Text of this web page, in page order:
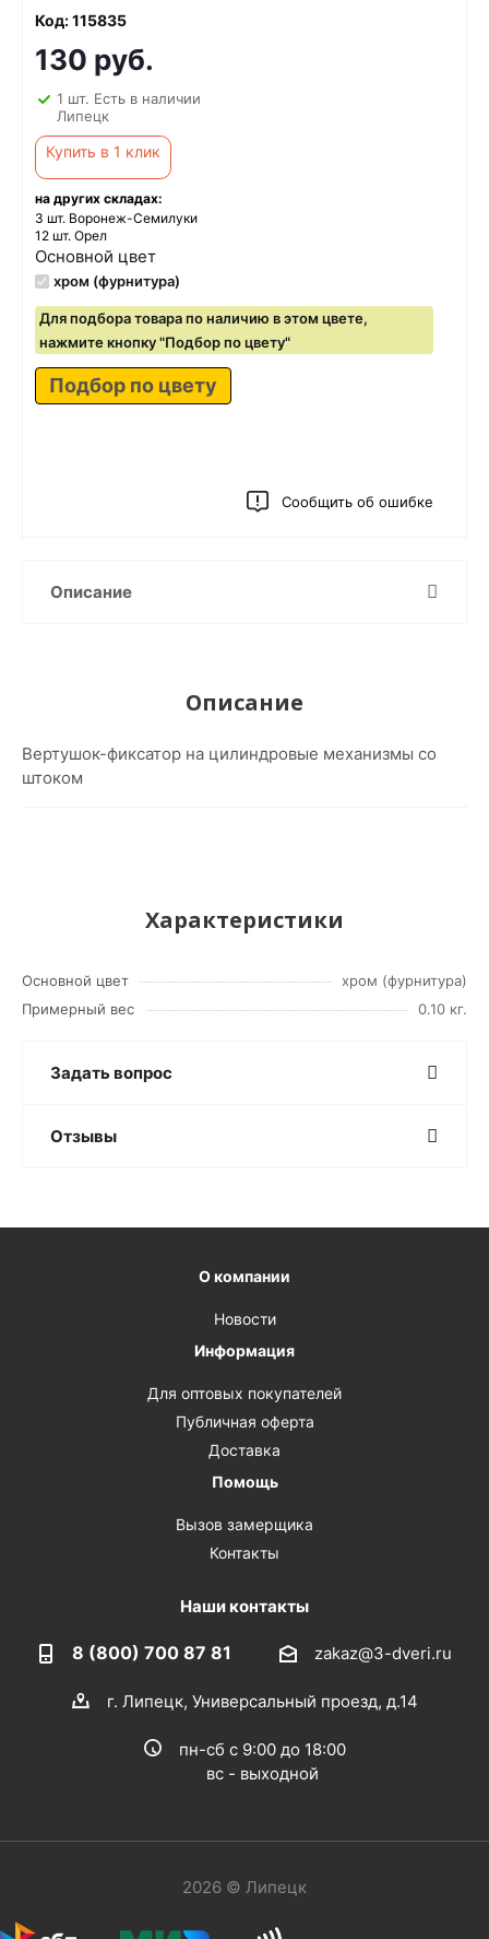
Код: 115835
130 руб.
1 шт. Есть в наличии
Липецк
Купить в 1 клик
на других складах:
3 шт. Воронеж-Семилуки
12 шт. Орел
Основной цвет
хром (фурнитура)
Для подбора товара по наличию в этом цвете,
нажмите кнопку "Подбор по цвету"
Подбор по цвету
Сообщить об ошибке
Описание
Описание
Вертушок-фиксатор на цилиндровые механизмы со
штоком
Характеристики
Основной цвет
хром (фурнитура)
Примерный вес
0.10 кг.
Задать вопрос
Отзывы
О компании
Новости
Информация
Для оптовых покупателей
Публичная оферта
Доставка
Помощь
Вызов замерщика
Контакты
Наши контакты
8 (800) 700 87 81 zakaz@3-dveri.ru
г. Липецк, Универсальный проезд, д.14
пн-сб с 9:00 до 18:00
вс - выходной
2026 © Липецк